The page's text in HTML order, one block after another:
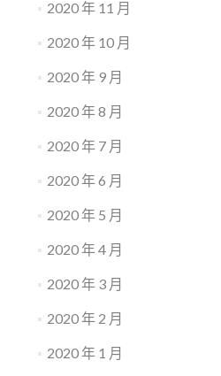
2020 年 11 月
2020 年 10 月
2020 年 9 月
2020 年 8 月
2020 年 7 月
2020 年 6 月
2020 年 5 月
2020 年 4 月
2020 年 3 月
2020 年 2 月
2020 年 1 月